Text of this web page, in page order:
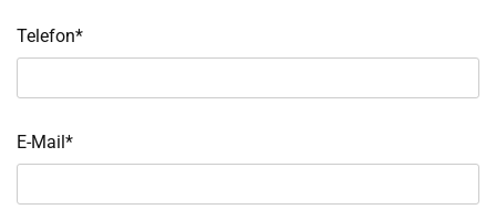
Telefon*
E-Mail*